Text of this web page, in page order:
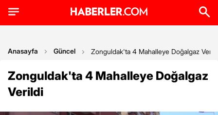
Anasayfa Güncel Zonguldak'ta 4 Mahalleye Doğalgaz
Zonguldak'ta 4 Mahalleye Doğalgaz
Verildi